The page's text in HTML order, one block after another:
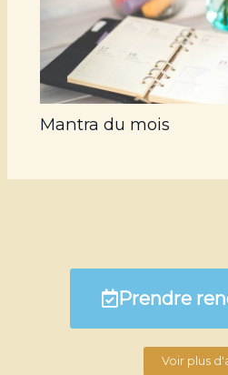
Mantra du mois
Prendre
Voir plus